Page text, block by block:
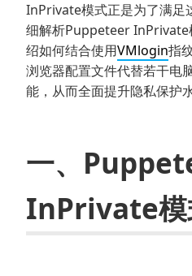
InPrivate模式正是为了满足
细解析Puppeteer InPrivate
绍如何结合使用VMlogin指
浏览器配置文件代替若干电
能，从而全面提升隐私保护水
一、
InPrivate模